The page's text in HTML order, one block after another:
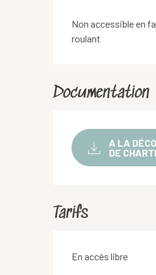
Non accessible en
roulant
Documentation
A LA
DE
Tarifs
En accès libre